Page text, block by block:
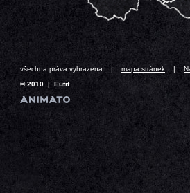
všechna práva vyhrazena | mapa stránek |
© 2010 | Eutit